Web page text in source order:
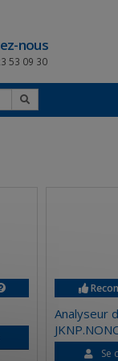
nous
53 09 30
Analyseur
Se